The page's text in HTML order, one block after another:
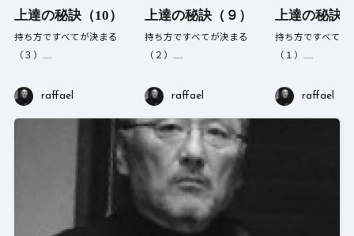
上達の秘訣（10）
持ち方ですべてが決まる
（３）……
raffael
上達の秘訣（９）
持ち方ですべてが決まる
（２）……
raffael
上達の秘訣
持ち方ですべてが
（１）……
raffael